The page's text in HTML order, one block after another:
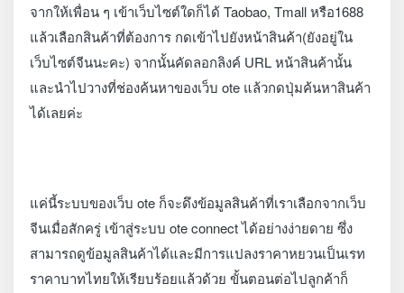
จากให้เพื่อน ๆ เข้าเว็บไซต์ใดก็ได้ Taobao, Tmall หรือ1688
แล้วเลือกสินค้าที่ต้องการ กดเข้าไปยังหน้าสินค้า(ยังอยู่ใน
เว็บไซต์จีนนะคะ) จากนั้นคัดลอกลิงค์ URL หน้าสินค้านั้น
และนำไปวางที่ช่องค้นหาของเว็บ ote แล้วกดปุ่มค้นหาสินค้า
ได้เลยค่ะ
แค่นี้ระบบของเว็บ ote ก็จะดึงข้อมูลสินค้าที่เราเลือกจากเว็บ
จีนเมื่อสักครู่ เข้าสู่ระบบ ote connect ได้อย่างง่ายดาย ซึ่ง
สามารถดูข้อมูลสินค้าได้และมีการแปลงราคาหยวนเป็นเรท
ราคาบาทไทยให้เรียบร้อยแล้วด้วย ขั้นตอนต่อไปลูกค้าก็